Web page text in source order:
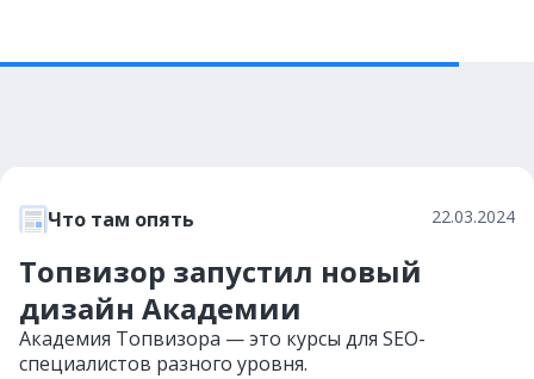
Что там опять 22.03.2024
Топвизор запустил новый
дизайн Академии
Академия Топвизора — это курсы для SEO-
специалистов разного уровня.